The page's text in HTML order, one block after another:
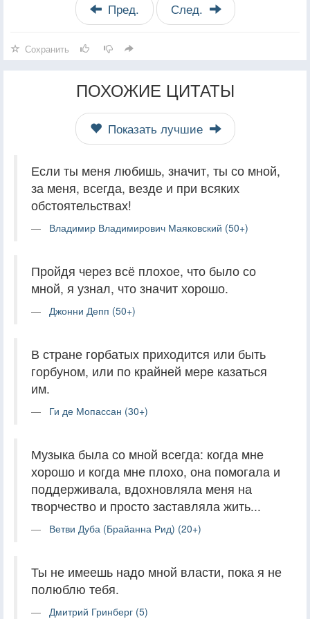
Пред. След.
Сохранить
ПОХОЖИЕ ЦИТАТЫ
Показать лучшие
Если ты меня любишь, значит, ты со мной,
за меня, всегда, везде и при всяких
обстоятельствах!
Владимир Владимирович Маяковский (50+)
Пройдя через всё плохое, что было со
мной, я узнал, что значит хорошо.
Джонни Депп (50+)
В стране горбатых приходится или быть
горбуном, или по крайней мере казаться
им.
Ги де Мопассан (30+)
Музыка была со мной всегда: когда мне
хорошо и когда мне плохо, она помогала и
поддерживала, вдохновляла меня на
творчество и просто заставляла жить...
Ветви Дуба (Брайанна Рид) (20+)
Ты не имеешь надо мной власти, пока я не
полюблю тебя.
Дмитрий Гринберг (5)